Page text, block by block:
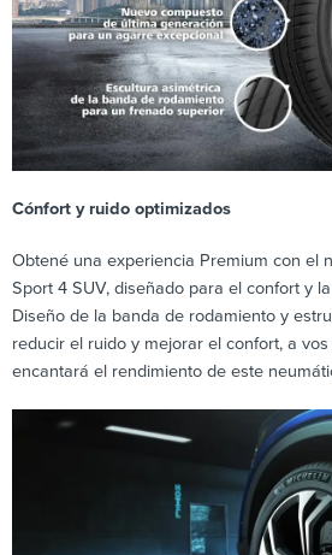
Cónfort y ruido optimizados
Obtené una experiencia Premium con el
Sport 4 SUV, diseñado para el confort y
Diseño de la banda de rodamiento y
reducir el ruido y mejorar el confort, a
encantará el rendimiento de este